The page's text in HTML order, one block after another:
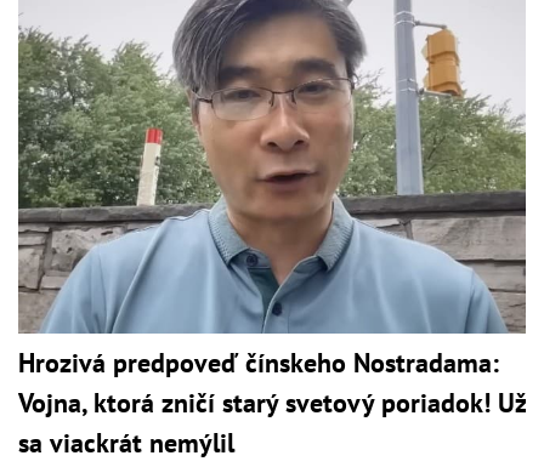
Hrozivá predpoveď čínskeho Nostradama:
Vojna, ktorá zničí starý svetový poriadok! Už
sa viackrát nemýlil